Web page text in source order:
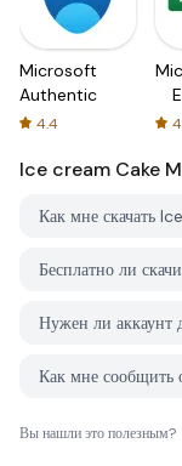
Microsoft
Authenticator
4.4
Ice cream Cake
Вы нашли это полезным?